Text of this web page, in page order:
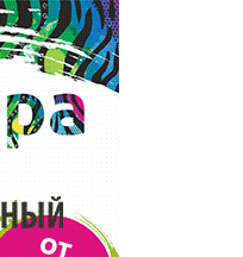
Торговля